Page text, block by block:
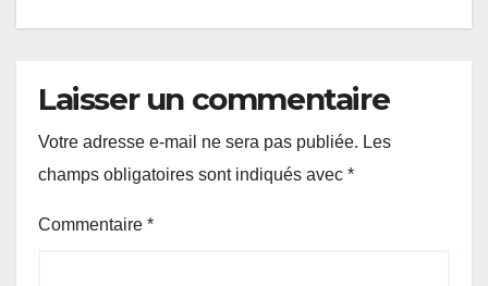
Laisser un commentaire
Votre adresse e-mail ne sera pas publiée. Les
champs obligatoires sont indiqués avec *
Commentaire *